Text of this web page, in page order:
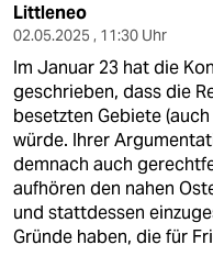
Littleneo
02.05.2025 , 11:30 Uhr
Im Januar 23 hat die
geschrieben, dass die
besetzten Gebiete
würde. Ihrer
demnach auch
aufhören den nahen
und stattdessen
Gründe haben, die für